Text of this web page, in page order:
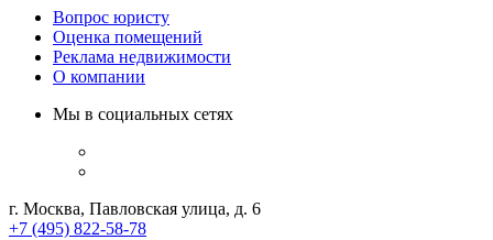
Вопрос юристу
Оценка помещений
Реклама недвижимости
О компании
Мы в социальных сетях
г. Москва, Павловская улица, д. 6
+7 (495) 822-58-78